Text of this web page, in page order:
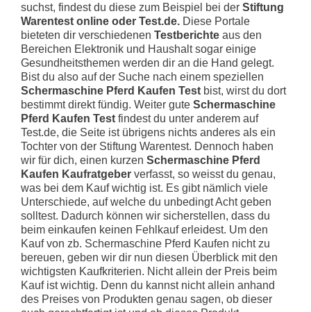
suchst, findest du diese zum Beispiel bei der Stiftung
Warentest online oder Test.de. Diese Portale
bieteten dir verschiedenen Testberichte aus den
Bereichen Elektronik und Haushalt sogar einige
Gesundheitsthemen werden dir an die Hand gelegt.
Bist du also auf der Suche nach einem speziellen
Schermaschine Pferd Kaufen Test bist, wirst du dort
bestimmt direkt fündig. Weiter gute Schermaschine
Pferd Kaufen Test findest du unter anderem auf
Test.de, die Seite ist übrigens nichts anderes als ein
Tochter von der Stiftung Warentest. Dennoch haben
wir für dich, einen kurzen Schermaschine Pferd
Kaufen Kaufratgeber verfasst, so weisst du genau,
was bei dem Kauf wichtig ist. Es gibt nämlich viele
Unterschiede, auf welche du unbedingt Acht geben
solltest. Dadurch können wir sicherstellen, dass du
beim einkaufen keinen Fehlkauf erleidest. Um den
Kauf von zb. Schermaschine Pferd Kaufen nicht zu
bereuen, geben wir dir nun diesen Überblick mit den
wichtigsten Kaufkriterien. Nicht allein der Preis beim
Kauf ist wichtig. Denn du kannst nicht allein anhand
des Preises von Produkten genau sagen, ob dieser